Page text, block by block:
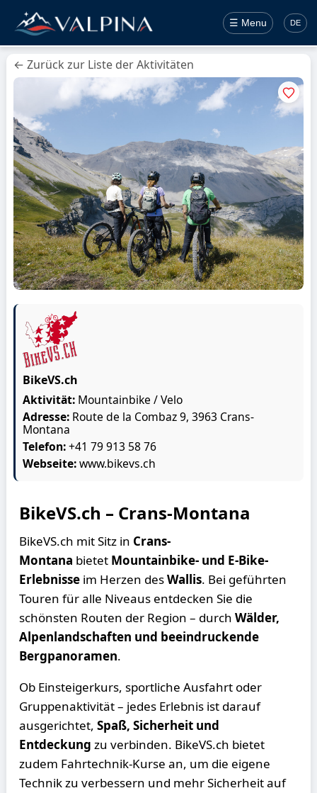
☰ Menu DE
← Zurück zur Liste der Aktivitäten
BikeVS.ch
Aktivität: Mountainbike / Velo
Adresse: Route de la Combaz 9, 3963 Crans-
Montana
Telefon:+41 79 913 58 76
Webseite:www.bikevs.ch
BikeVS.ch – Crans-Montana
BikeVS.ch mit Sitz in Crans-
Montana bietet Mountainbike- und E-Bike-
Erlebnisse im Herzen desWallis. Bei geführten
Touren für alle Niveaus entdecken Sie die
schönsten Routen der Region – durchWälder,
Alpenlandschaften und beeindruckende
Bergpanoramen.
Ob Einsteigerkurs, sportliche Ausfahrt oder
Gruppenaktivität – jedes Erlebnis ist darauf
ausgerichtet,Spaß, Sicherheit und
Entdeckung zu verbinden. BikeVS.ch bietet
zudem Fahrtechnik-Kurse an, um die eigene
Technik zu verbessern und mehr Sicherheit auf